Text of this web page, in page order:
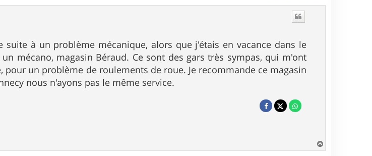
à un problème mécanique, alors que j'étais en vacance dans le
mécano, magasin Béraud. Ce sont des gars très sympas, qui m'ont
un problème de roulements de roue. Je recommande ce magasin
nous n'ayons pas le même service.
a